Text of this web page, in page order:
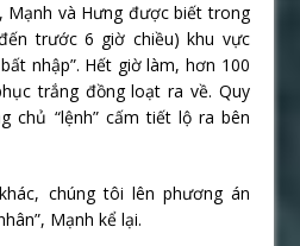
Mạnh và Hưng được biết trong
trước 6 giờ chiều) khu vực
nhập”. Hết giờ làm, hơn 100
trắng đồng loạt ra về. Quy
chủ “lệnh” cấm tiết lộ ra bên
chúng tôi lên phương án
Mạnh kể lại.